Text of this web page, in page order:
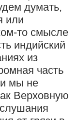
2008
Хвала
2024|
США
думать,
или
то смысле
индийский
из
часть
мы не
Верховную
к Господу
2026
|RuTube
версий|